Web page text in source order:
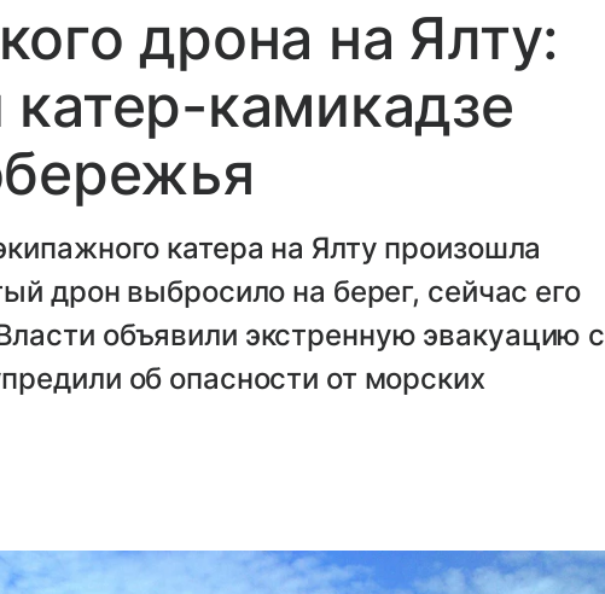
дрона на Ялту:
катер-камикадзе
катера на Ялту произошла
дрон выбросило на берег, сейчас его
объявили экстренную эвакуацию с
об опасности от морских